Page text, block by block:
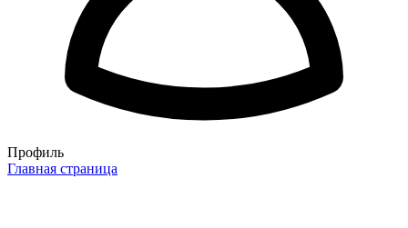
Профиль
Главная страница